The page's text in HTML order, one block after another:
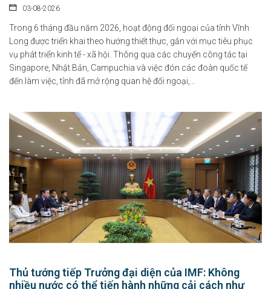
03-08-2026
Trong 6 tháng đầu năm 2026, hoạt động đối ngoại của tỉnh Vĩnh
Long được triển khai theo hướng thiết thực, gắn với mục tiêu phục
vụ phát triển kinh tế - xã hội. Thông qua các chuyến công tác tại
Singapore, Nhật Bản, Campuchia và việc đón các đoàn quốc tế
đến làm việc, tỉnh đã mở rộng quan hệ đối ngoại,...
Thủ tướng tiếp Trưởng đại diện của IMF: Không
nhiều nước có thể tiến hành những cải cách như